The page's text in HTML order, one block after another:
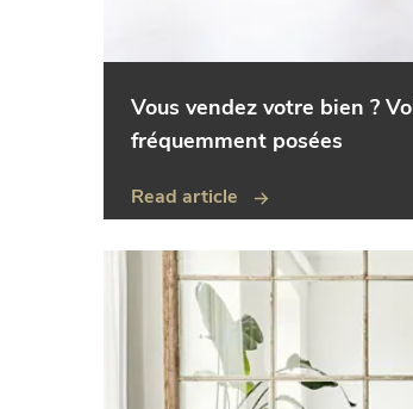
Vous vendez votre bien ?
fréquemment posées
Read article